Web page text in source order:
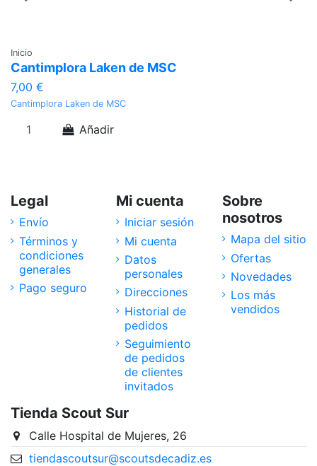
Inicio
Cantimplora Laken de MSC
7,00 €
Cantimplora Laken de MSC
Añadir
Legal
Envío
Términos y
condiciones
generales
Pago seguro
Mi cuenta
Iniciar sesión
Mi cuenta
Datos
personales
Direcciones
Historial de
pedidos
Seguimiento
de pedidos
de clientes
invitados
Sobre
nosotros
Mapa del sitio
Ofertas
Novedades
Los más
vendidos
Tienda Scout Sur
Calle Hospital de Mujeres, 26
tiendascoutsur@scoutsdecadiz.es